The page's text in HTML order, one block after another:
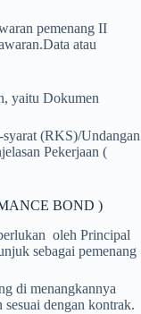
pemenang II
atau
yaitu Dokumen
syarat (RKS)/Undangan
Pekerjaan (
BOND )
oleh Principal
sebagai pemenang
di menangkannya
sesuai dengan kontrak.